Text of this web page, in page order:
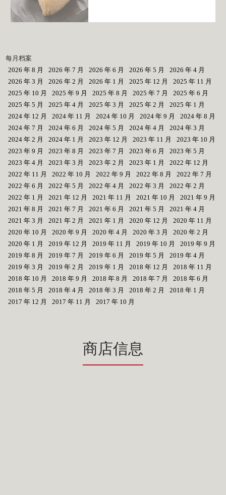
每月档案
2026 年 8 月
2026 年 7 月 2026 年 6 月 2026 年 5 月
2026 年 4 月
2026 年 3 月
2026 年 2 月 2026 年 1 月 2025 年 12 月
2025 年 11 月
2025 年 10 月
2025 年 9 月 2025 年 8 月 2025 年 7 月
2025 年 6 月
2025 年 5 月
2025 年 4 月 2025 年 3 月 2025 年 2 月
2025 年 1 月
2024 年 12 月
2024 年 11 月 2024 年 10 月 2024 年 9 月
2024 年 8 月
2024 年 7 月
2024 年 6 月 2024 年 5 月 2024 年 4 月
2024 年 3 月
2024 年 2 月
2024 年 1 月 2023 年 12 月 2023 年 11 月
2023 年 10 月
2023 年 9 月
2023 年 8 月 2023 年 7 月 2023 年 6 月
2023 年 5 月
2023 年 4 月
2023 年 3 月 2023 年 2 月 2023 年 1 月
2022 年 12 月
2022 年 11 月
2022 年 10 月 2022 年 9 月 2022 年 8 月
2022 年 7 月
2022 年 6 月
2022 年 5 月 2022 年 4 月 2022 年 3 月
2022 年 2 月
2022 年 1 月
2021 年 12 月 2021 年 11 月 2021 年 10 月
2021 年 9 月
2021 年 8 月
2021 年 7 月 2021 年 6 月 2021 年 5 月
2021 年 4 月
2021 年 3 月
2021 年 2 月 2021 年 1 月 2020 年 12 月
2020 年 11 月
2020 年 10 月
2020 年 9 月 2020 年 4 月 2020 年 3 月
2020 年 2 月
2020 年 1 月
2019 年 12 月 2019 年 11 月 2019 年 10 月
2019 年 9 月
2019 年 8 月
2019 年 7 月 2019 年 6 月 2019 年 5 月
2019 年 4 月
2019 年 3 月
2019 年 2 月 2019 年 1 月 2018 年 12 月
2018 年 11 月
2018 年 10 月
2018 年 9 月 2018 年 8 月 2018 年 7 月
2018 年 6 月
2018 年 5 月
2018 年 4 月 2018 年 3 月 2018 年 2 月
2018 年 1 月
2017 年 12 月
2017 年 11 月 2017 年 10 月
商店信息